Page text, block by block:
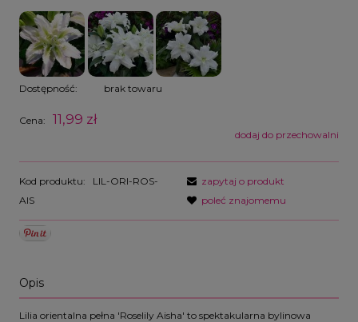
Dostępność: brak towaru
Cena: 11,99 zł
dodaj do przechowalni
Kod produktu:
LIL-ORI-ROS-
AIS
zapytaj o produkt
poleć znajomemu
Opis
Lilia orientalna pełna 'Roselily Aisha' to spektakularna bylinowa